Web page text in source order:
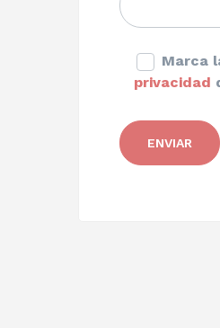
Marca
privacidad